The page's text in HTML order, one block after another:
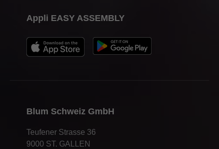
Blum Schweiz GmbH
Teufener Strasse 36
9000 ST. GALLEN
Appli EASY ASSEMBLY